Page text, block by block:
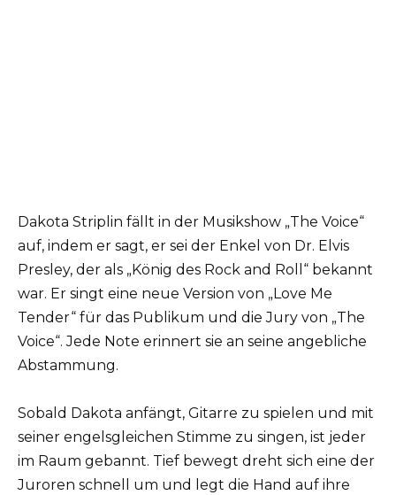
Dakota Striplin fällt in der Musikshow „The Voice“
auf, indem er sagt, er sei der Enkel von Dr. Elvis
Presley, der als „König des Rock and Roll“ bekannt
war. Er singt eine neue Version von „Love Me
Tender“ für das Publikum und die Jury von „The
Voice“. Jede Note erinnert sie an seine angebliche
Abstammung.
Sobald Dakota anfängt, Gitarre zu spielen und mit
seiner engelsgleichen Stimme zu singen, ist jeder
im Raum gebannt. Tief bewegt dreht sich eine der
Juroren schnell um und legt die Hand auf ihre